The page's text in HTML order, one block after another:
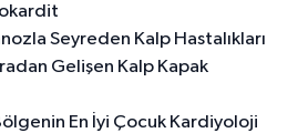
Seyreden Kalp Hastalıkları
Gelişen Kalp Kapak
En İyi Çocuk Kardiyoloji